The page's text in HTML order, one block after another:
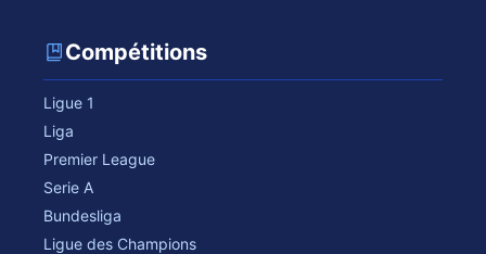
Compétitions
Ligue 1
Liga
Premier League
Serie A
Bundesliga
Ligue des Champions